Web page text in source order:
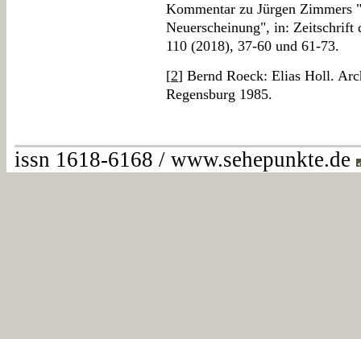
Kommentar zu Jürgen Zimmers
Neuerscheinung", in: Zeitschrift
110 (2018), 37-60 und 61-73.
[2] Bernd Roeck: Elias Holl.
Regensburg 1985.
issn 1618-6168 / www.sehepunkte.de